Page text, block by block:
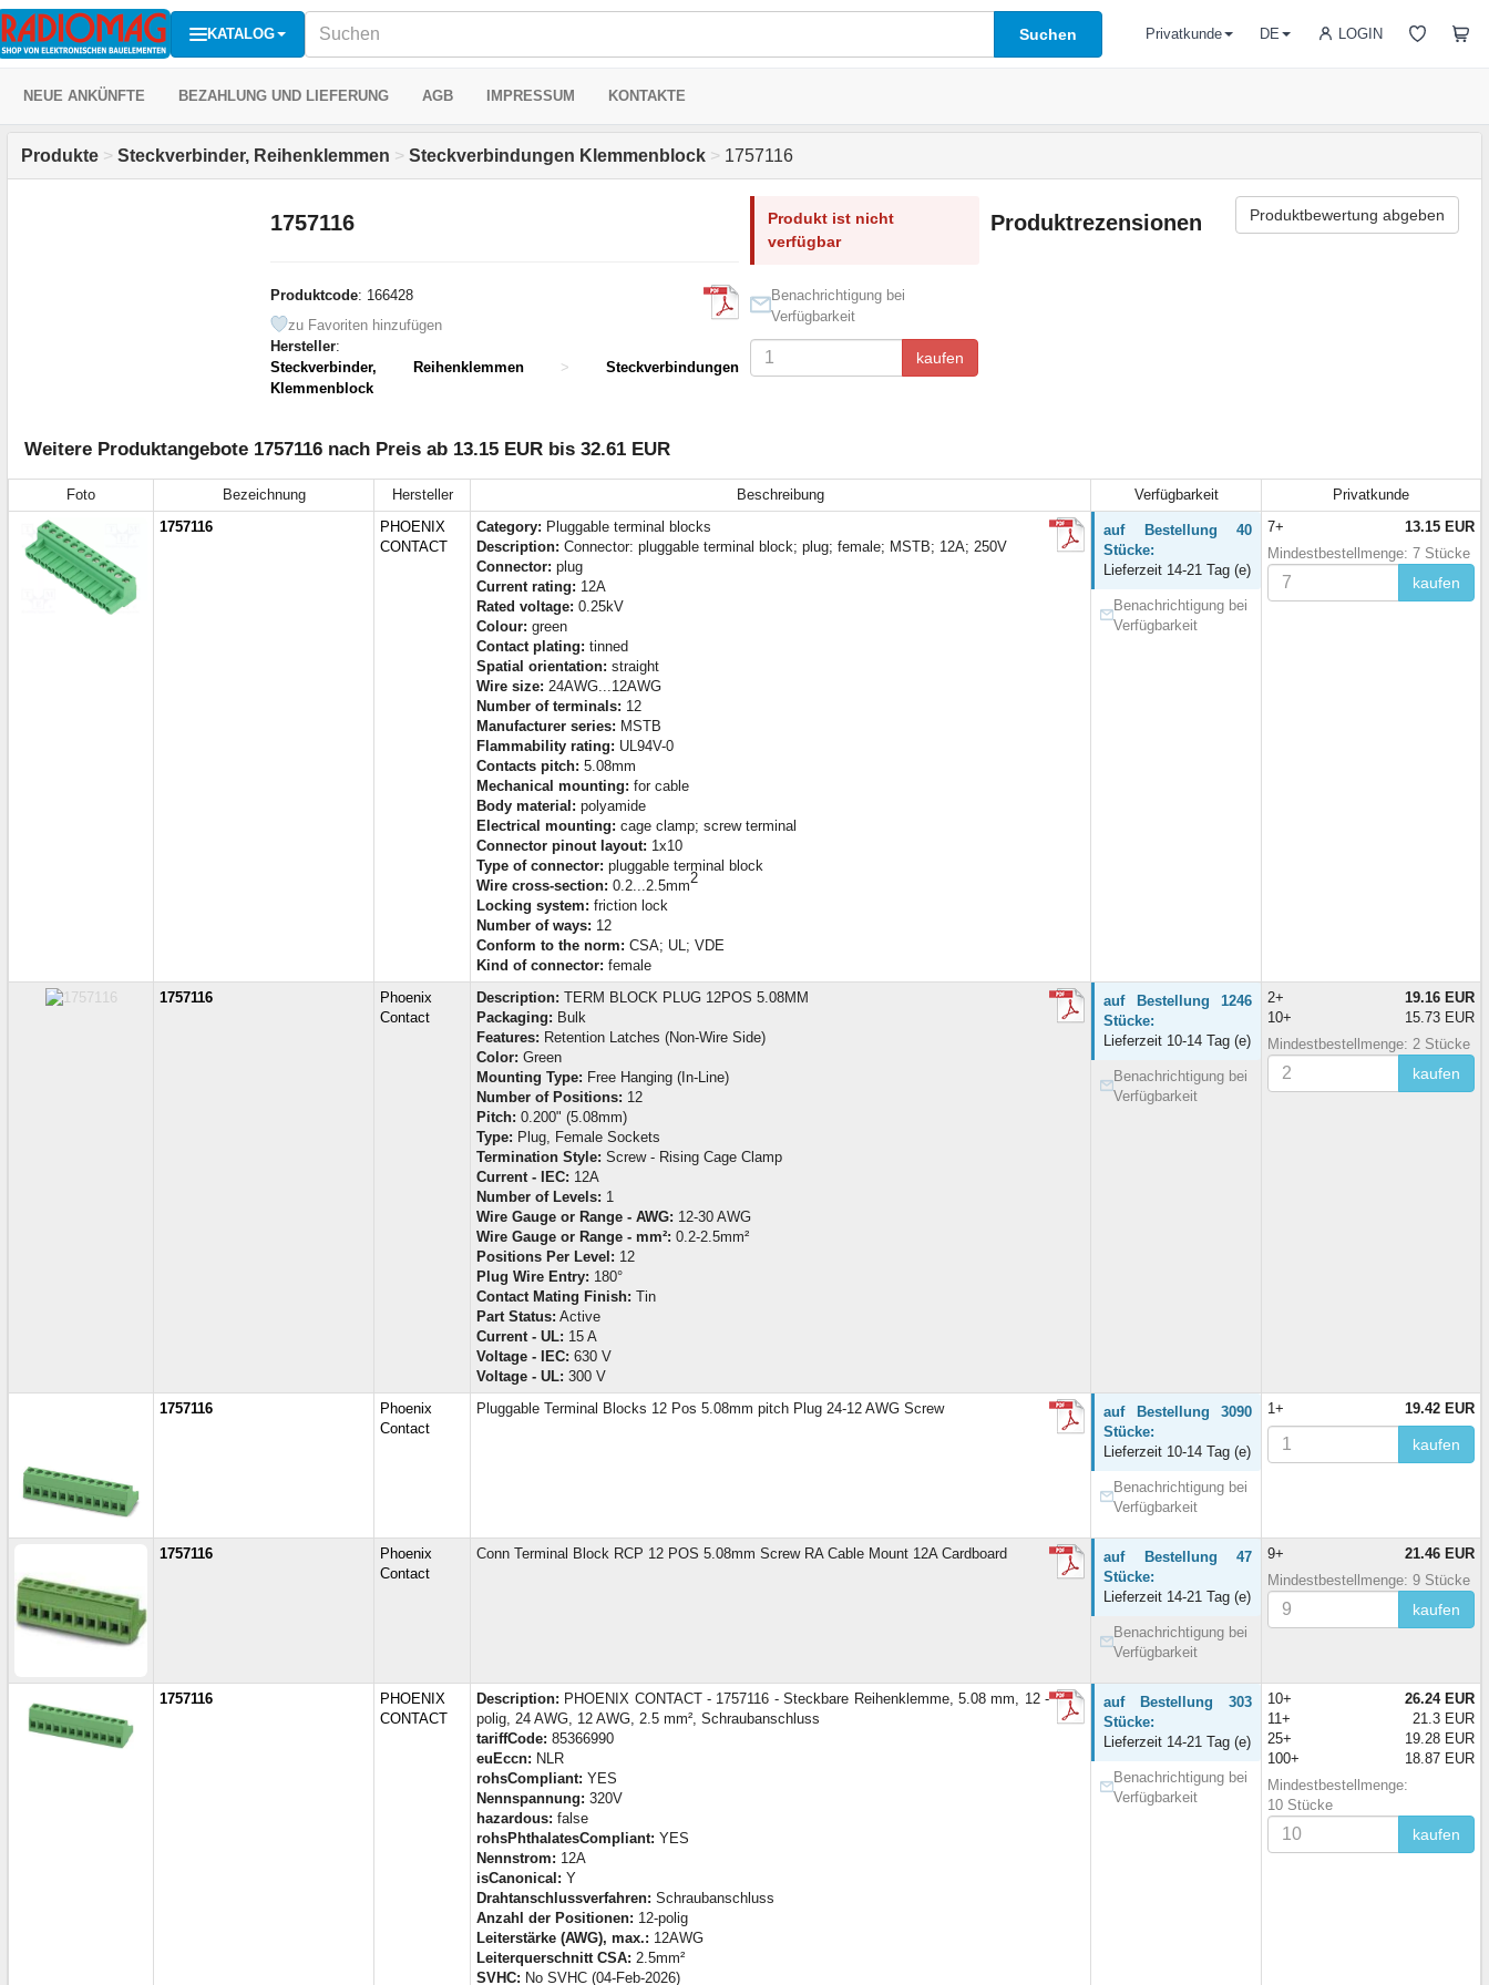
KATALOG Suchen LOGIN
Privatkunde DE
NEUE ANKÜNFTE BEZAHLUNG UND LIEFERUNG AGB IMPRESSUM KONTAKTE
Produkte > Steckverbinder, Reihenklemmen > Steckverbindungen Klemmenblock > 1757116
1757116
Produktcode: 166428
zu Favoriten hinzufügen
Hersteller:
Steckverbinder, Reihenklemmen
>
Steckverbindungen
Klemmenblock
Produkt ist nicht
verfügbar
Benachrichtigung bei
Verfügbarkeit
kaufen
Produktrezensionen Produktbewertung abgeben
Weitere Produktangebote 1757116 nach Preis ab 13.15 EUR bis 32.61 EUR
Foto Bezeichnung Hersteller Beschreibung Verfügbarkeit
Privatkunde
1757116
PHOENIX
CONTACT
Category: Pluggable terminal blocks
Description: Connector: pluggable terminal block; plug; female; MSTB; 12A; 250V
Connector: plug
Current rating: 12A
Rated voltage: 0.25kV
Colour: green
Contact plating: tinned
Spatial orientation: straight
Wire size: 24AWG...12AWG
Number of terminals: 12
Manufacturer series: MSTB
Flammability rating: UL94V-0
Contacts pitch: 5.08mm
Mechanical mounting: for cable
Body material: polyamide
Electrical mounting: cage clamp; screw terminal
Connector pinout layout: 1x10
Type of connector: pluggable terminal block
Wire cross-section: 0.2...2.5mm2
Locking system: friction lock
Number of ways: 12
Conform to the norm: CSA; UL; VDE
Kind of connector: female
auf Bestellung 40
Stücke:
Lieferzeit 14-21 Tag (e)
Benachrichtigung bei
Verfügbarkeit
7+
13.15 EUR
Mindestbestellmenge: 7 Stücke
kaufen
1757116
Phoenix
Contact
Description: TERM BLOCK PLUG 12POS 5.08MM
Packaging: Bulk
Features: Retention Latches (Non-Wire Side)
Color: Green
Mounting Type: Free Hanging (In-Line)
Number of Positions: 12
Pitch: 0.200" (5.08mm)
Type: Plug, Female Sockets
Termination Style: Screw - Rising Cage Clamp
Current - IEC: 12A
Number of Levels: 1
Wire Gauge or Range - AWG: 12-30 AWG
Wire Gauge or Range - mm²: 0.2-2.5mm²
Positions Per Level: 12
Plug Wire Entry: 180°
Contact Mating Finish: Tin
Part Status: Active
Current - UL: 15 A
Voltage - IEC: 630 V
Voltage - UL: 300 V
auf Bestellung 1246
Stücke:
Lieferzeit 10-14 Tag (e)
Benachrichtigung bei
Verfügbarkeit
2+
19.16 EUR
10+
15.73 EUR
Mindestbestellmenge: 2 Stücke
kaufen
1757116
Phoenix
Contact
Pluggable Terminal Blocks 12 Pos 5.08mm pitch Plug 24-12 AWG Screw
auf Bestellung 3090
Stücke:
Lieferzeit 10-14 Tag (e)
Benachrichtigung bei
Verfügbarkeit
1+ 19.42 EUR
kaufen
1757116
Phoenix
Contact
Conn Terminal Block RCP 12 POS 5.08mm Screw RA Cable Mount 12A Cardboard
auf Bestellung 47
Stücke:
Lieferzeit 14-21 Tag (e)
Benachrichtigung bei
Verfügbarkeit
9+
21.46 EUR
Mindestbestellmenge: 9 Stücke
kaufen
1757116
PHOENIX
CONTACT
Description: PHOENIX CONTACT - 1757116 - Steckbare Reihenklemme, 5.08 mm, 12 -
polig, 24 AWG, 12 AWG, 2.5 mm², Schraubanschluss
tariffCode: 85366990
euEccn: NLR
rohsCompliant: YES
Nennspannung: 320V
hazardous: false
rohsPhthalatesCompliant: YES
Nennstrom: 12A
isCanonical: Y
Drahtanschlussverfahren: Schraubanschluss
Anzahl der Positionen: 12-polig
Leiterstärke (AWG), max.: 12AWG
Leiterquerschnitt CSA: 2.5mm²
SVHC: No SVHC (04-Feb-2026)
auf Bestellung 303
Stücke:
Lieferzeit 14-21 Tag (e)
Benachrichtigung bei
Verfügbarkeit
10+
26.24 EUR
11+
21.3 EUR
25+
19.28 EUR
100+
18.87 EUR
Mindestbestellmenge:
10 Stücke
kaufen